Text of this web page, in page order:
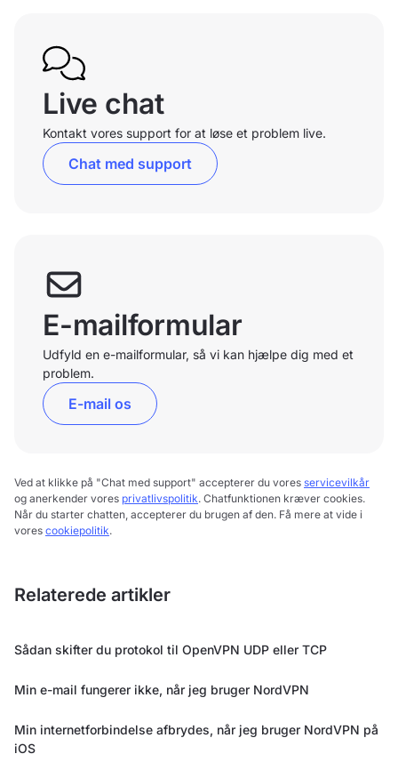
Live chat
Kontakt vores support for at løse et problem live.
Chat med support
E-mailformular
Udfyld en e-mailformular, så vi kan hjælpe dig med et
problem.
E-mail os
Ved at klikke på "Chat med support" accepterer du vores servicevilkår
og anerkender vores privatlivspolitik. Chatfunktionen kræver cookies.
Når du starter chatten, accepterer du brugen af den. Få mere at vide i
vores cookiepolitik.
Relaterede artikler
Sådan skifter du protokol til OpenVPN UDP eller TCP
Min e-mail fungerer ikke, når jeg bruger NordVPN
Min internetforbindelse afbrydes, når jeg bruger NordVPN på
iOS